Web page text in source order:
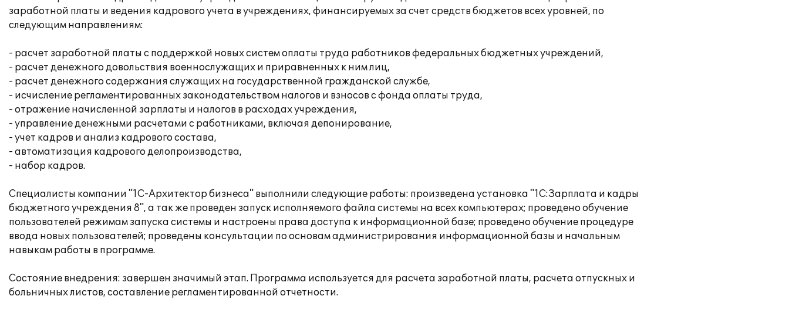
заработной платы и ведения кадрового учета в учреждениях, финансируемых за счет средств бюджетов всех уровней, по
следующим направлениям:
- расчет заработной платы с поддержкой новых систем оплаты труда работников федеральных бюджетных учреждений,
- расчет денежного довольствия военнослужащих и приравненных к ним лиц,
- расчет денежного содержания служащих на государственной гражданской службе,
- исчисление регламентированных законодательством налогов и взносов с фонда оплаты труда,
- отражение начисленной зарплаты и налогов в расходах учреждения,
- управление денежными расчетами с работниками, включая депонирование,
- учет кадров и анализ кадрового состава,
- автоматизация кадрового делопроизводства,
- набор кадров.
Специалисты компании "1С-Архитектор бизнеса" выполнили следующие работы: произведена установка "1С:Зарплата и кадры
бюджетного учреждения 8", а так же проведен запуск исполняемого файла системы на всех компьютерах; проведено обучение
пользователей режимам запуска системы и настроены права доступа к информационной базе; проведено обучение процедуре
ввода новых пользователей; проведены консультации по основам администрирования информационной базы и начальным
навыкам работы в программе.
Состояние внедрения: завершен значимый этап. Программа используется для расчета заработной платы, расчета отпускных и
больничных листов, составление регламентированной отчетности.